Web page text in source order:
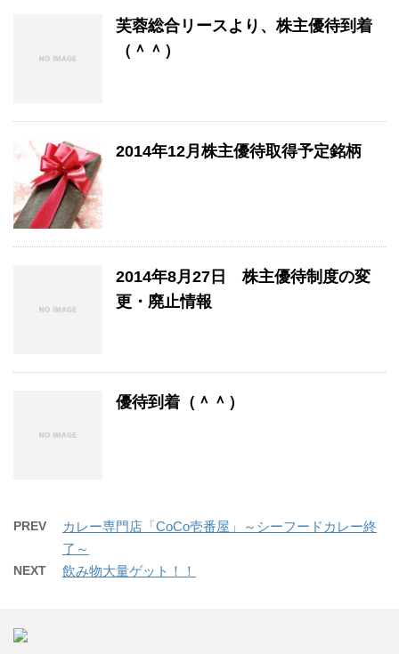
芙蓉総合リースより、株主優待到着
（＾＾）
2014年12月株主優待取得予定銘柄
2014年8月27日 株主優待制度の変
更・廃止情報
優待到着（＾＾）
PREV
カレー専門店「CoCo壱番屋」～シーフードカレー終
了～
NEXT 飲み物大量ゲット！！